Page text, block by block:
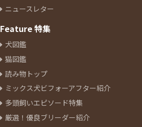
ニュースレター
Feature 特集
犬図鑑
猫図鑑
読み物トップ
ミックス犬ビフォーアフター紹介
多頭飼いエピソード特集
厳選！優良ブリーダー紹介